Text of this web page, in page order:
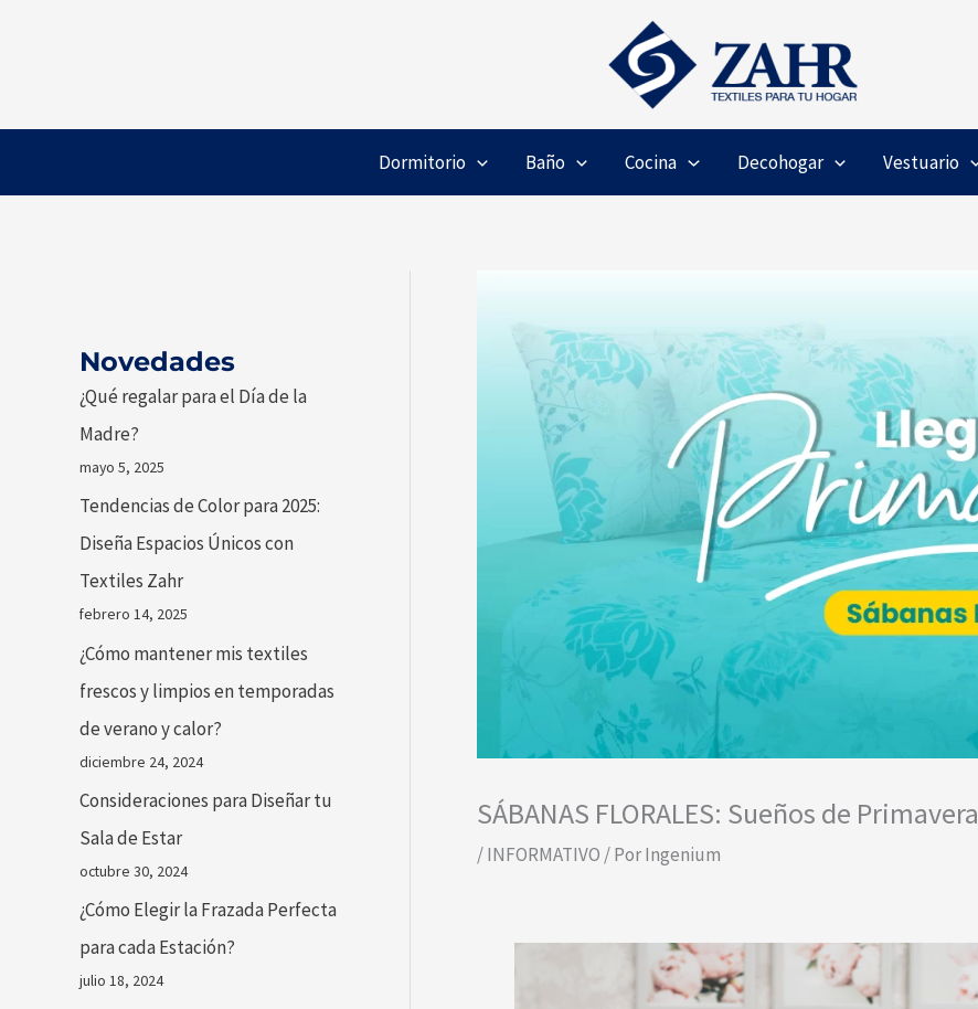
Dormitorio Baño Cocina Decohogar Vestuario
Novedades
¿Qué regalar para el Día de la
Madre?
mayo 5, 2025
Tendencias de Color para 2025:
Diseña Espacios Únicos con
Textiles Zahr
febrero 14, 2025
¿Cómo mantener mis textiles
frescos y limpios en temporadas
de verano y calor?
diciembre 24, 2024
Consideraciones para Diseñar tu
Sala de Estar
octubre 30, 2024
¿Cómo Elegir la Frazada Perfecta
para cada Estación?
julio 18, 2024
SÁBANAS FLORALES: Sueños de Primavera
/INFORMATIVO / PorIngenium